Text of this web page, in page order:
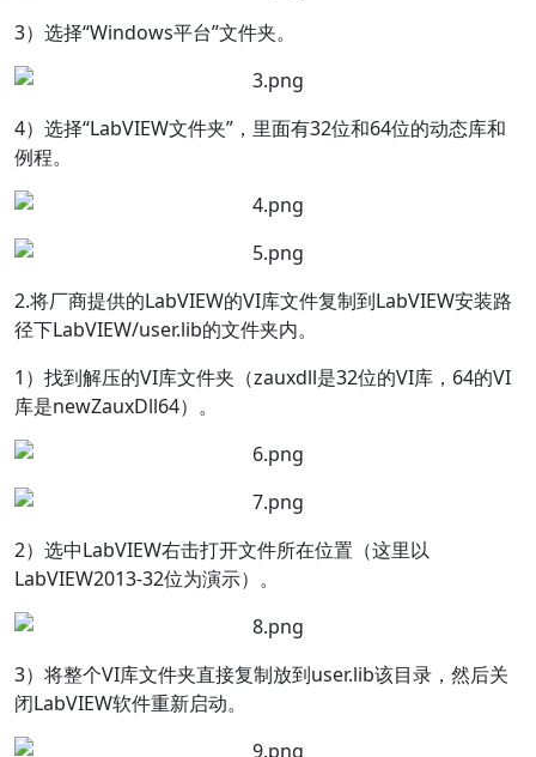
3）选择“Windows平台”文件夹。
4）选择“LabVIEW文件夹”，里面有32位和64位的动态库和
例程。
2.将厂商提供的LabVIEW的VI库文件复制到LabVIEW安装路
径下LabVIEW/user.lib的文件夹内。
1）找到解压的VI库文件夹（zauxdll是32位的VI库，64的VI
库是newZauxDll64）。
2）选中LabVIEW右击打开文件所在位置（这里以
LabVIEW2013-32位为演示）。
3）将整个VI库文件夹直接复制放到user.lib该目录，然后关
闭LabVIEW软件重新启动。